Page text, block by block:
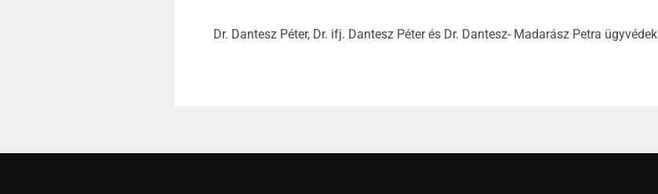
Dr. Dantesz Péter, Dr. ifj. Dantesz Péter és Dr. Dantesz- Madarász Petra ügyvédek